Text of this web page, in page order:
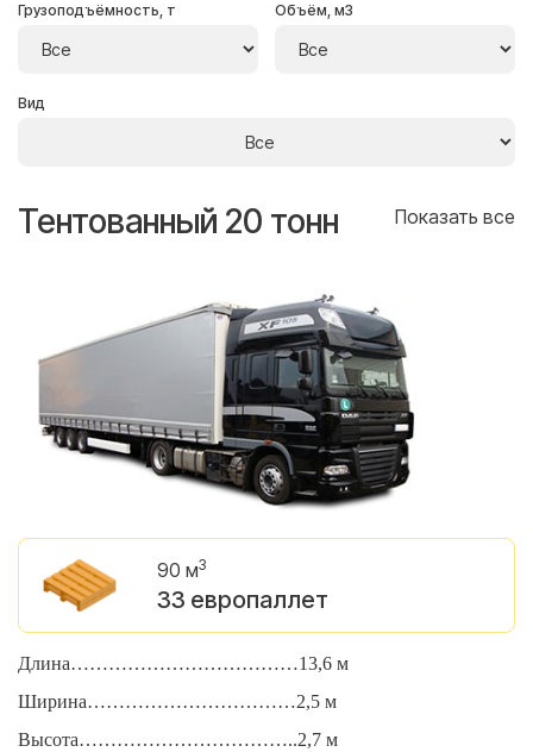
Грузоподъёмность, т Объём, м3
Вид
Тентованный 20 тонн Показать все
90 м3
33 европаллет
Длина………………………………13,6 м
Ширина……………………………2,5 м
Высота……………………………..2,7 м